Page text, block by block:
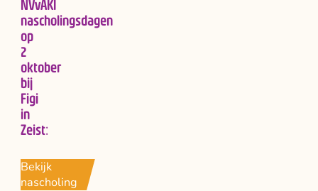
NVvAKI
nascholingsdagen
op
2
oktober
bij
Figi
in
Zeist:
Bekijk
nascholing